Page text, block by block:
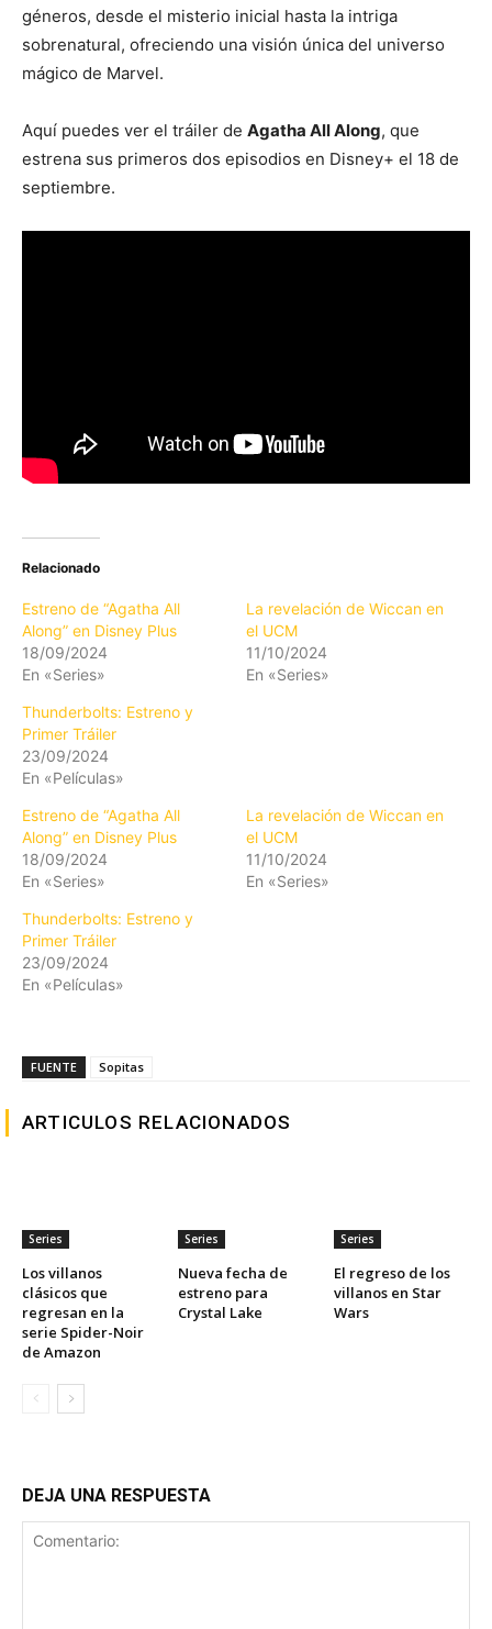
géneros, desde el misterio inicial hasta la intriga
sobrenatural, ofreciendo una visión única del universo
mágico de Marvel.
Aquí puedes ver el tráiler de Agatha All Along, que
estrena sus primeros dos episodios en Disney+ el 18 de
septiembre.
Relacionado
Estreno de “Agatha All
Along” en Disney Plus
18/09/2024
En «Series»
La revelación de Wiccan en
el UCM
11/10/2024
En «Series»
Thunderbolts: Estreno y
Primer Tráiler
23/09/2024
En «Películas»
Estreno de “Agatha All
Along” en Disney Plus
18/09/2024
En «Series»
La revelación de Wiccan en
el UCM
11/10/2024
En «Series»
Thunderbolts: Estreno y
Primer Tráiler
23/09/2024
En «Películas»
FUENTE Sopitas
ARTICULOS RELACIONADOS
Series
Los villanos
clásicos que
regresan en la
serie Spider-Noir
de Amazon
Series
Nueva fecha de
estreno para
Crystal Lake
Series
El regreso de los
villanos en Star
Wars
DEJA UNA RESPUESTA